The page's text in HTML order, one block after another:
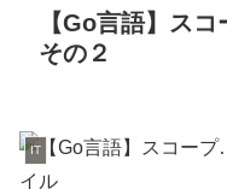
【Go言語】ス
その２
IT